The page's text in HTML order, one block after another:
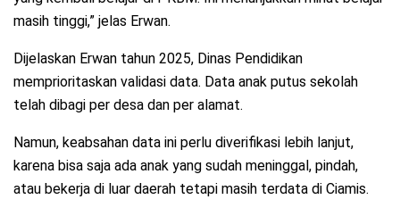
masih tinggi,” jelas Erwan.
Dijelaskan Erwan tahun 2025, Dinas Pendidikan
memprioritaskan validasi data. Data anak putus sekolah
telah dibagi per desa dan per alamat.
Namun, keabsahan data ini perlu diverifikasi lebih lanjut,
karena bisa saja ada anak yang sudah meninggal, pindah,
atau bekerja di luar daerah tetapi masih terdata di Ciamis.